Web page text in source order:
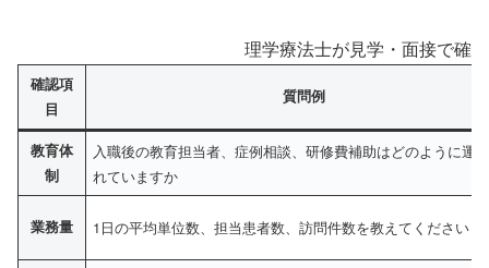
理学療法士が見学・面接で確
確認項
目
質問例
教育体
制
入職後の教育担当者、症例相談、研修費補助はどのように運
れていますか
業務量 1日の平均単位数、担当患者数、訪問件数を教えてください